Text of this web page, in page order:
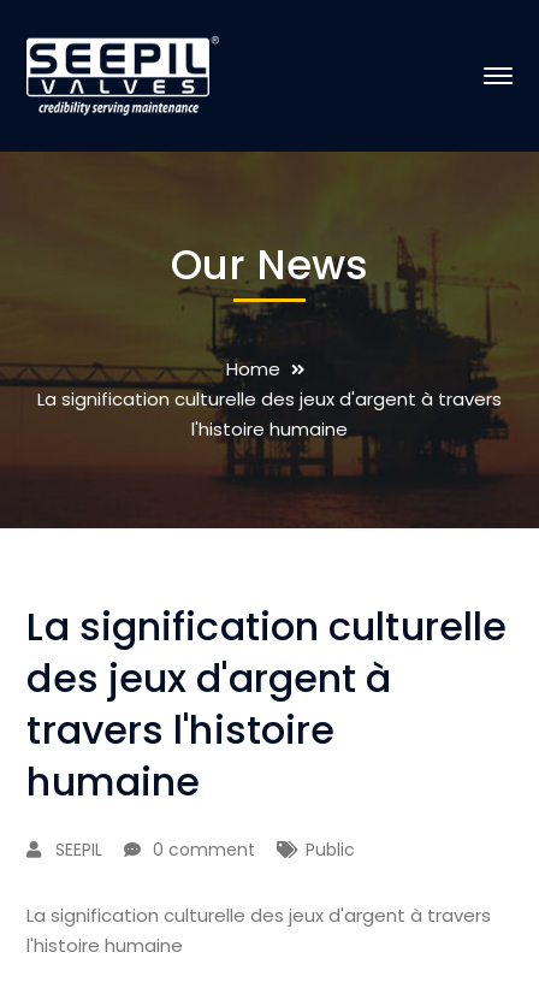
Our News
Home
La signification culturelle des jeux d'argent à travers
l'histoire humaine
La signification culturelle
des jeux d'argent à
travers l'histoire
humaine
SEEPIL 0 comment Public
La signification culturelle des jeux d'argent à travers
l'histoire humaine